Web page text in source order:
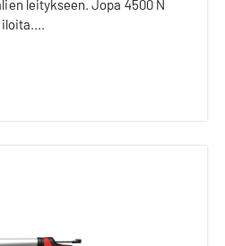
leitykseen. Jopa 4500 N